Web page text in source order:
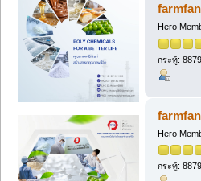
Hero
กระทู้: 8879
Hero
กระทู้: 8879